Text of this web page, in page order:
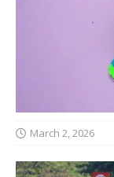
March 2, 2026